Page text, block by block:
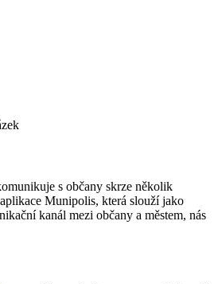
s občany skrze několik
Munipolis, která slouží jako
kanál mezi občany a městem, nás